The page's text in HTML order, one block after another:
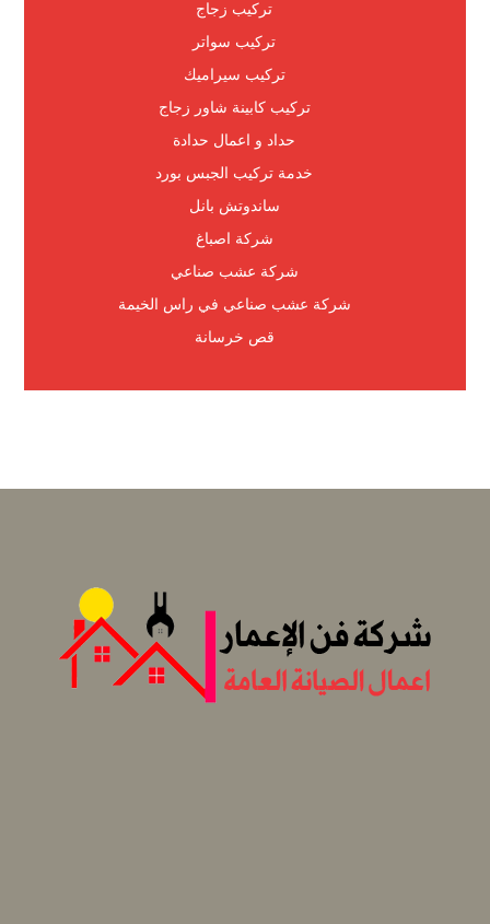
تركيب زجاج
تركيب سواتر
تركيب سيراميك
تركيب كابينة شاور زجاج
حداد و اعمال حدادة
خدمة تركيب الجبس بورد
ساندوتش بانل
شركة اصباغ
شركة عشب صناعي
شركة عشب صناعي في راس الخيمة
قص خرسانة